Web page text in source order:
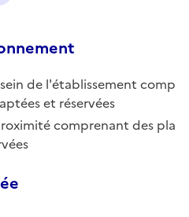
de l'établissement comp
et réservées
comprenant des pla